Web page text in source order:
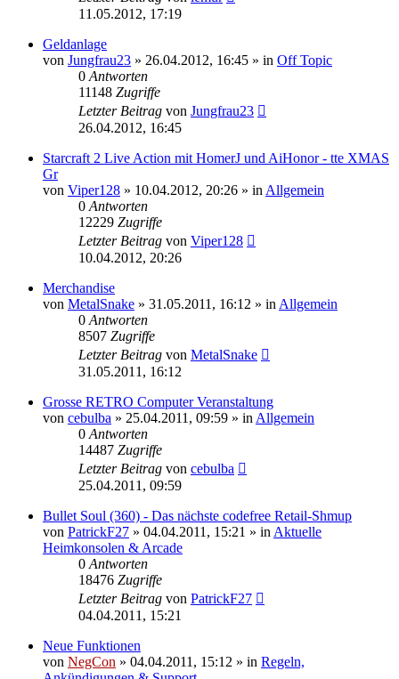
11.05.2012, 17:19
Geldanlage
von Jungfrau23 » 26.04.2012, 16:45 » in Off Topic
0Antworten
11148 Zugriffe
Letzter Beitrag von Jungfrau23
26.04.2012, 16:45
Starcraft 2 Live Action mit HomerJ und AiHonor - tte XMAS
Gr
von Viper128 » 10.04.2012, 20:26 » inAllgemein
0Antworten
12229 Zugriffe
Letzter Beitrag von Viper128
10.04.2012, 20:26
Merchandise
von MetalSnake » 31.05.2011, 16:12 » inAllgemein
0Antworten
8507 Zugriffe
Letzter Beitrag von MetalSnake
31.05.2011, 16:12
Grosse RETRO Computer Veranstaltung
von cebulba » 25.04.2011, 09:59 » inAllgemein
0Antworten
14487 Zugriffe
Letzter Beitrag von cebulba
25.04.2011, 09:59
Bullet Soul (360) - Das nächste codefree Retail-Shmup
von PatrickF27 » 04.04.2011, 15:21 » inAktuelle
Heimkonsolen & Arcade
0Antworten
18476 Zugriffe
Letzter Beitrag von PatrickF27
04.04.2011, 15:21
Neue Funktionen
von NegCon » 04.04.2011, 15:12 » in Regeln,